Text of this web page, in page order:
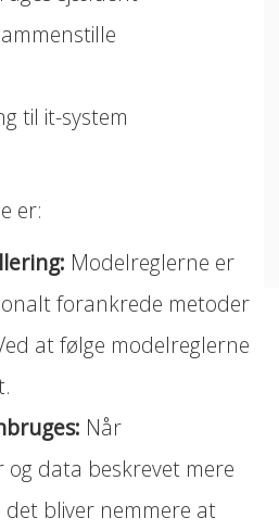
til it-system
er:
Modelreglerne er
forankrede metoder
at følge modelreglerne
Når
data beskrevet mere
bliver nemmere at